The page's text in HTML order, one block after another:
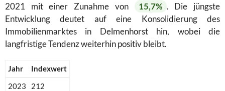
2021 mit einer Zunahme von
15,7% . Die jüngste
Entwicklung deutet auf eine Konsolidierung des
Immobilienmarktes in Delmenhorst hin, wobei die
langfristige Tendenz weiterhin positiv bleibt.
Jahr
Indexwert
2023
212